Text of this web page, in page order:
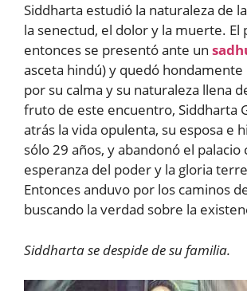
Siddharta estudió la naturaleza de
la senectud, el dolor y la muerte. El
entonces se presentó ante un
asceta hindú) y quedó
por su calma y su naturaleza llena
fruto de este encuentro, Siddharta
atrás la vida opulenta, su esposa e
sólo 29 años, y abandonó el palacio
esperanza del poder y la gloria
Entonces anduvo por los caminos
buscando la verdad sobre la
Siddharta se despide de su familia.